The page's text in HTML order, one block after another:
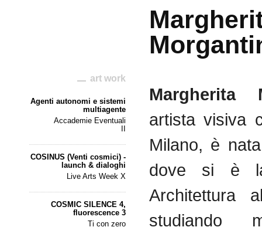
art work
Agenti autonomi e sistemi
multiagente
Accademie Eventuali
COSINUS (Venti cosmici) -
launch & dialoghi
Live Arts Week X
COSMIC SILENCE 4,
fluorescence 3
Ti con zero
Margherita
artista visiva
Milano, è
dove si è
Architettura
studiando